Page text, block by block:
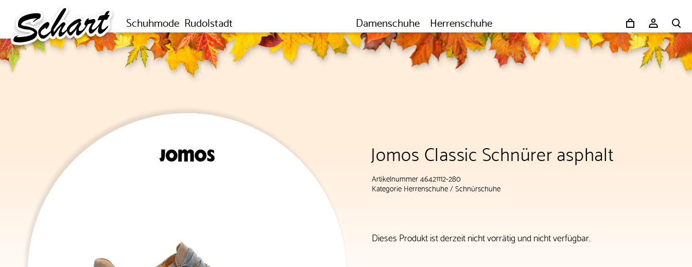
Schuhmode Rudolstadt Damenschuhe Herrenschuhe
Jomos Classic Schnürer asphalt
Artikelnummer 46421112-280
KategorieHerrenschuhe/Schnürschuhe
Dieses Produkt ist derzeit nicht vorrätig und nicht verfügbar.